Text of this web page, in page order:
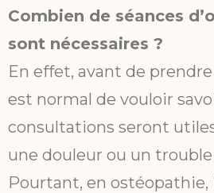
Combien de séances
sont nécessaires ?
En effet, avant de
est normal de vouloir
consultations seront
une douleur ou un
Pourtant, en ostéopathie,